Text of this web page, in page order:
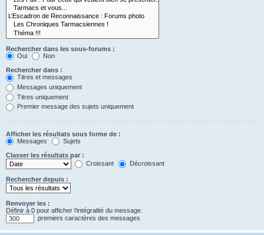
Rechercher dans les sous-forums :
Oui
Non
Rechercher dans :
Titres et messages
Messages uniquement
Titres uniquement
Premier message des sujets uniquement
Afficher les résultats sous forme de :
Messages
Sujets
Classer les résultats par :
Croissant
Décroissant
Rechercher depuis :
Renvoyer les :
Définir à 0 pour afficher l’intégralité du message.
premiers caractères des messages